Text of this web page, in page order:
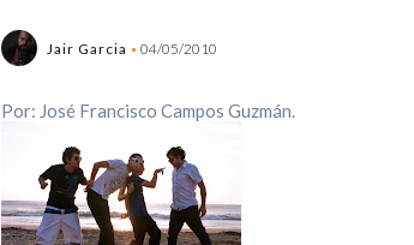
Jair Garcia 04/05/2010
Por: José Francisco Campos Guzmán.